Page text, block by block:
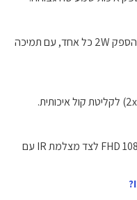
המחשב כולל שני רמקולים סטריאופוניים בהספק 2W כל אחד, עם תמיכה
ב‑IdeaPad 5 2‑in‑1 מותקנת מצלמת FHD 1080p לצד מצלמת IR עם